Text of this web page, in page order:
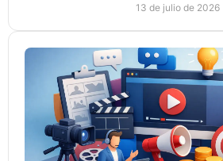
13 de julio de 2026